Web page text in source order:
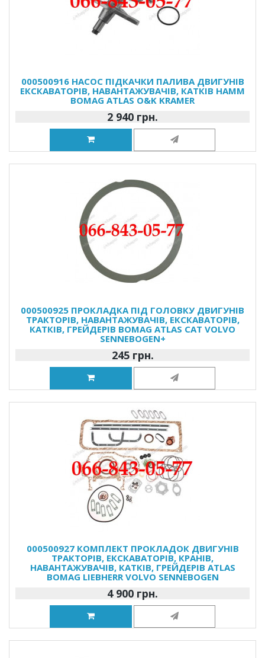
000500916 НАСОС ПІДКАЧКИ ПАЛИВА ДВИГУНІВ
ЕКСКАВАТОРІВ, НАВАНТАЖУВАЧІВ, КАТКІВ HAMM
BOMAG ATLAS O&K KRAMER
2 940 грн.
000500925 ПРОКЛАДКА ПІД ГОЛОВКУ ДВИГУНІВ
ТРАКТОРІВ, НАВАНТАЖУВАЧІВ, ЕКСКАВАТОРІВ,
КАТКІВ, ГРЕЙДЕРІВ BOMAG ATLAS CAT VOLVO
SENNEBOGEN+
245 грн.
000500927 КОМПЛЕКТ ПРОКЛАДОК ДВИГУНІВ
ТРАКТОРІВ, ЕКСКАВАТОРІВ, КРАНІВ,
НАВАНТАЖУВАЧІВ, КАТКІВ, ГРЕЙДЕРІВ ATLAS
BOMAG LIEBHERR VOLVO SENNEBOGEN
4 900 грн.